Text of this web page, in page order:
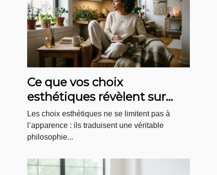
Ce que vos choix
esthétiques révèlent sur
votre rapport au bien-être
Les choix esthétiques ne se limitent pas à
l’apparence : ils traduisent une véritable
philosophie...